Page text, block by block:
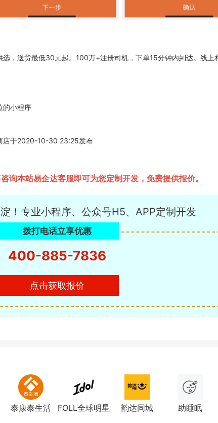
，送货最低30元起。100万+注册司机，下单15分钟内到达。线上
的小程序
店于2020-10-30 23:25发布
询本站易企达客服即可为您定制开发，免费提供报价。
！专业小程序、公众号H5、APP定制开发
拨打电话立享优惠
400-885-7836
点击获取报价
泰康泰生活 FOLL全球明星 韵达同城 助睡眠